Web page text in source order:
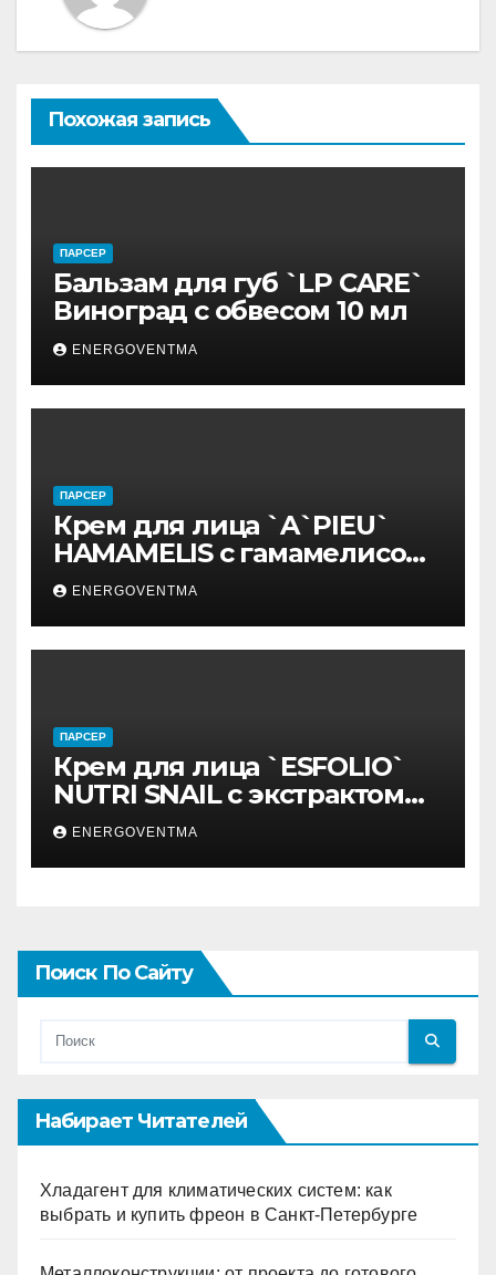
Похожая запись
ПАРСЕР
Бальзам для губ `LP CARE`
Виноград с обвесом 10 мл
ENERGOVENTMA
ПАРСЕР
Крем для лица `A`PIEU`
HAMAMELIS с гамамелисом
50 мл
ENERGOVENTMA
ПАРСЕР
Крем для лица `ESFOLIO`
NUTRI SNAIL с экстрактом
муцина улитки 200 мл
ENERGOVENTMA
Поиск По Сайту
Набирает Читателей
Хладагент для климатических систем: как
выбрать и купить фреон в Санкт-Петербурге